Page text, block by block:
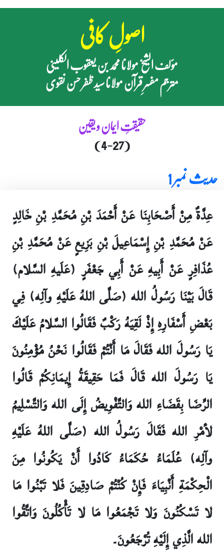
اصولِ کافی
مؤلف الشیخ مولانا محمد بن یعقوب الکلینی
مترجم مفسرِ قرآن مولانا سید ظفر حسن نقوی
حقیقتِ ایمان و یقین
(4-27)
حدیث نمبر 1
عِدَّةٌ مِنْ أَصْحَابِنَا عَنْ أَحْمَدَ بْنِ مُحَمَّدِ بْنِ خَالِدٍ
عَنْ مُحَمَّدِ بْنِ إِسْمَاعِيلَ بْنِ بَزِيعٍ عَنْ مُحَمَّدِ بْنِ
عُذَافِرٍ عَنْ أَبِيهِ عَنْ أَبِي جَعْفَرٍ (عَلَيهِ السَّلام)
قَالَ بَيْنَا رَسُولُ الله (صَلَّى اللهُ عَلَيْهِ وآلِه) فِي
بَعْضِ أَسْفَارِهِ إِذْ لَقِيَهُ رَكْبٌ فَقَالُوا السَّلامُ عَلَيْكَ
يَا رَسُولَ الله فَقَالَ مَا أَنْتُمْ فَقَالُوا نَحْنُ مُؤْمِنُونَ
يَا رَسُولَ الله قَالَ فَمَا حَقِيقَةُ إِيمَانِكُمْ قَالُوا
الرِّضَا بِقَضَاءِ الله وَالتَّفْوِيضُ إِلَى الله وَالتَّسْلِيمُ
لأمْرِ الله فَقَالَ رَسُولُ الله (صَلَّى اللهُ عَلَيْهِ
وآلِه) عُلَمَاءُ حُكَمَاءُ كَادُوا أَنْ يَكُونُوا مِنَ
الْحِكْمَةِ أَنْبِيَاءَ فَإِنْ كُنْتُمْ صَادِقِينَ فَلا تَبْنُوا مَا
لا تَسْكُنُونَ وَلا تَجْمَعُوا مَا لا تَأْكُلُونَ وَاتَّقُوا
الله الَّذِي إِلَيْهِ تُرْجَعُونَ۔